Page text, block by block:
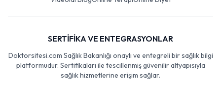
SERTİFİKA VE ENTEGRASYONLAR
Doktorsitesi.com Sağlık Bakanlığı onaylı ve entegreli bir sağlık bilgi
platformudur. Sertifikaları ile tescillenmiş güvenilir altyapısıyla
sağlık hizmetlerine erişim sağlar.